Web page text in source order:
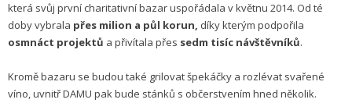
která svůj první charitativní bazar uspořádala v květnu 2014. Od té
doby vybrala přes milion a půl korun, díky kterým podpořila
osmnáct projektů a přivítala přes sedm tisíc návštěvníků.
Kromě bazaru se budou také grilovat špekáčky a rozlévat svařené
víno, uvnitř DAMU pak bude stánků s občerstvením hned několik.